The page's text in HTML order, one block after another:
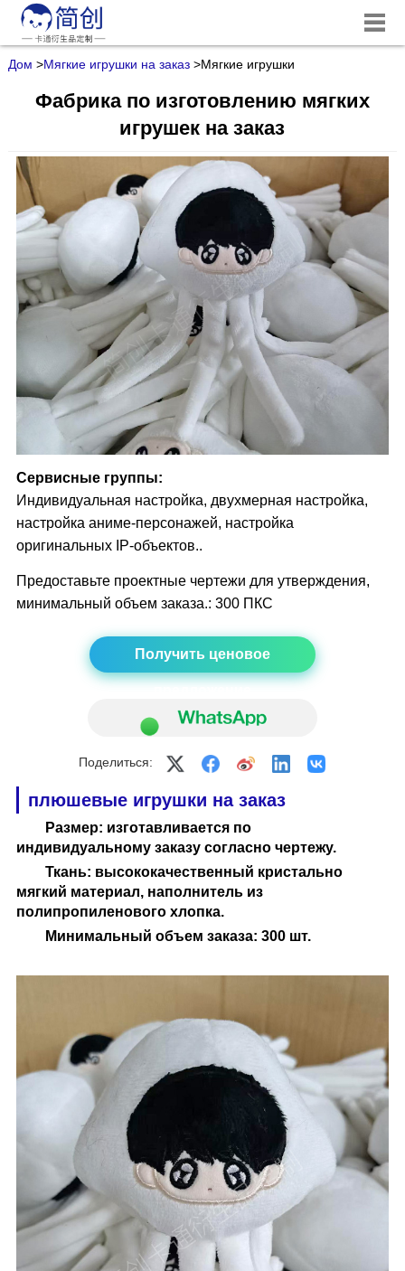
Дом >Мягкие игрушки на заказ>Мягкие игрушки
Фабрика по изготовлению мягких
игрушек на заказ
Сервисные группы:
Индивидуальная настройка, двухмерная настройка,
настройка аниме-персонажей, настройка
оригинальных IP-объектов..
Предоставьте проектные чертежи для утверждения,
минимальный объем заказа.: 300 ПКС
Получить ценовое
Поделиться:
плюшевые игрушки на заказ
Размер: изготавливается по
индивидуальному заказу согласно чертежу.
Ткань: высококачественный кристально
мягкий материал, наполнитель из
полипропиленового хлопка.
Минимальный объем заказа: 300 шт.